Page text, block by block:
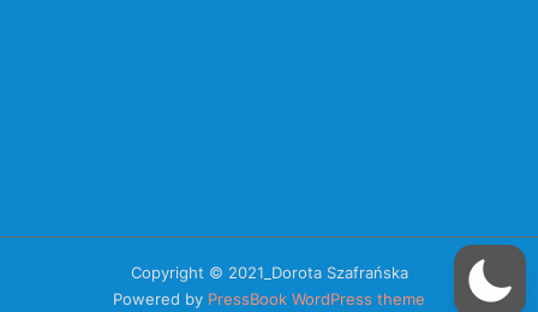
Copyright © 2021_Dorota Szafrańska
Powered by PressBook WordPress theme